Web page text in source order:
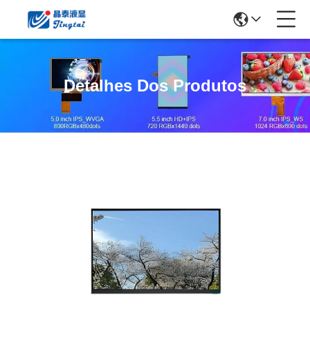
Detalhes Dos Produtos